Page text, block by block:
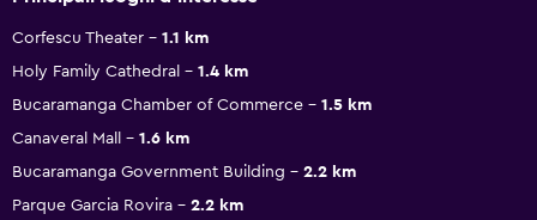
Corfescu Theater
1.1 km
Holy Family Cathedral
1.4 km
Bucaramanga Chamber of Commerce
1.5 km
Canaveral Mall
1.6 km
Bucaramanga Government Building
2.2 km
Parque Garcia Rovira
2.2 km